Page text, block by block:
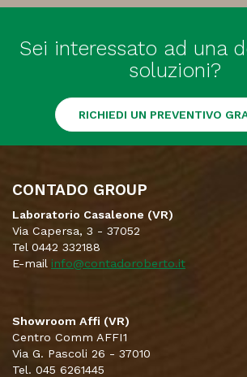
Sei interessato ad una
soluzioni?
RICHIEDI UN PREVENTIVO
CONTADO GROUP
Laboratorio Casaleone (VR)
Via Capersa, 3 - 37052
Tel 0442 332188
E-mail info@contadoroberto.it
Showroom Affi (VR)
Centro Comm AFFI1
Via G. Pascoli 26 - 37010
Tel. 045 6261445